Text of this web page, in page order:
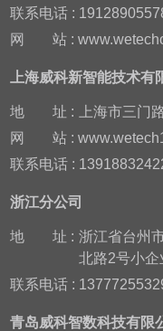
联系电话 :
网
站 :
上海威科新智能技术有
地 址 :
上海市三门
网
站 :
联系电话 :
浙江分公司
地 址 : 浙江省台州
北路2号小
联系电话 :
青岛威科智数科技有限